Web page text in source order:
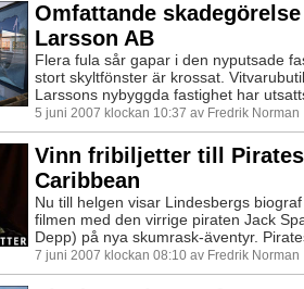
Omfattande
Larsson AB
Flera fula sår gapar i den nyputsade
stort skyltfönster är krossat.
Larssons nybyggda fastighet har
5 juni 2007 klockan 10:37 av Fredrik Norman
Vinn fribiljetter till
Caribbean
Nu till helgen visar Lindesbergs
filmen med den virrige piraten Jack
Depp) på nya skumrask-äventyr.
7 juni 2007 klockan 08:10 av Fredrik Norman